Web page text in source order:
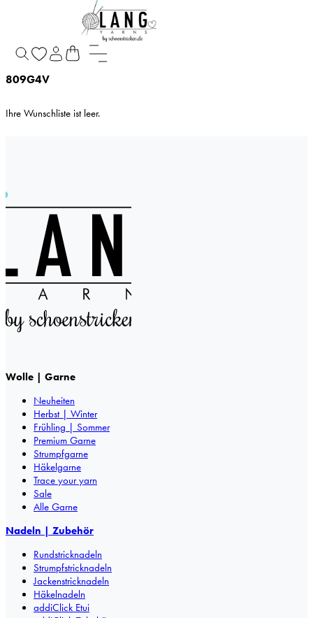
Meine Wunschliste
809G4V
Ihre Wunschliste ist leer.
Wolle | Garne
Neuheiten
Herbst | Winter
Frühling | Sommer
Premium Garne
Strumpfgarne
Häkelgarne
Trace your yarn
Sale
Alle Garne
Nadeln | Zubehör
Rundstricknadeln
Strumpfstricknadeln
Jackenstricknadeln
Häkelnadeln
addiClick Etui